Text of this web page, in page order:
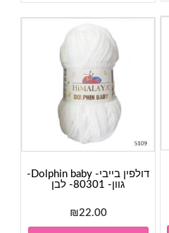
דולפין בייבי- Dolphin baby-
גוון- 80301- לבן
₪22.00